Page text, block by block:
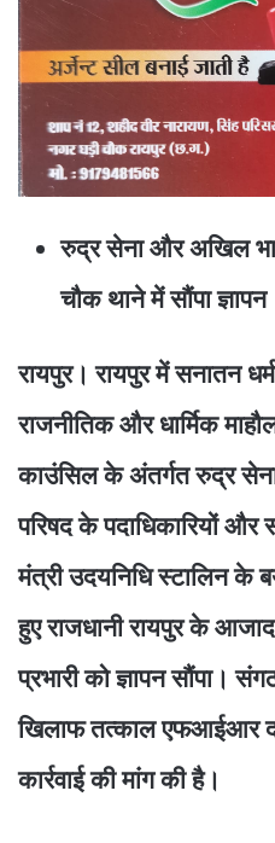
रुद्र सेना और अखिल
चौक थाने में सौंपा ज्ञापन
रायपुर। रायपुर में सनातन
राजनीतिक और धार्मिक
काउंसिल के अंतर्गत रुद्र
परिषद के पदाधिकारियों
मंत्री उदयनिधि स्टालिन के
हुए राजधानी रायपुर के
प्रभारी को ज्ञापन सौंपा।
खिलाफ तत्काल एफआईआर
कार्रवाई की मांग की है।